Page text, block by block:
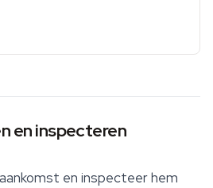
en inspecteren
en inspecteer hem